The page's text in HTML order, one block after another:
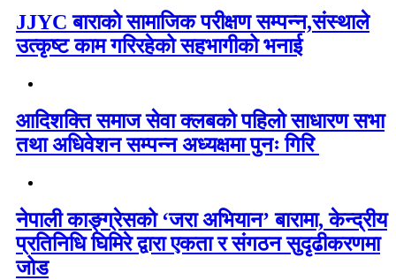
JJYC बाराको सामाजिक परीक्षण सम्पन्न,संस्थाले
उत्कृष्ट काम गरिरहेको सहभागीको भनाई
आदिशक्ति समाज सेवा क्लबको पहिलो साधारण सभा
तथा अधिवेशन सम्पन्न अध्यक्षमा पुनः गिरि
नेपाली काङ्ग्रेसको ‘जरा अभियान’ बारामा, केन्द्रीय
प्रतिनिधि घिमिरे द्वारा एकता र संगठन सुदृढीकरणमा
जोड